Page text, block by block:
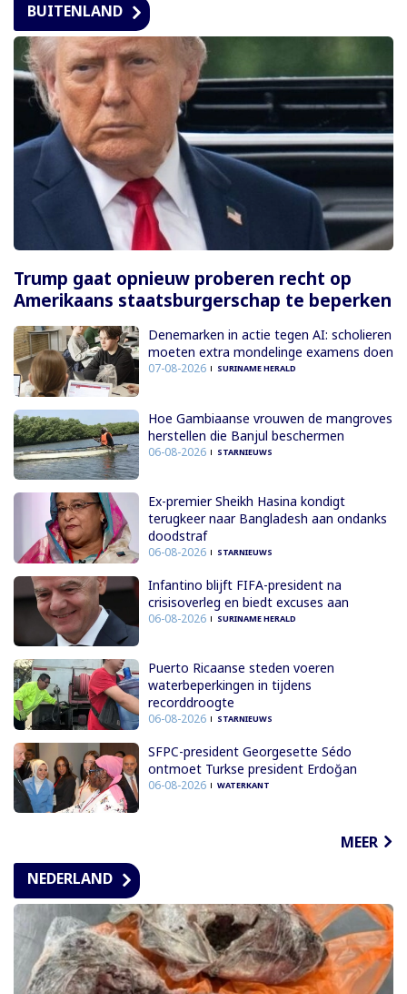
BUITENLAND
Trump gaat opnieuw proberen recht op
Amerikaans staatsburgerschap te beperken
Denemarken in actie tegen AI: scholieren
moeten extra mondelinge examens doen
07-08-2026 SURINAME HERALD
Hoe Gambiaanse vrouwen de mangroves
herstellen die Banjul beschermen
06-08-2026 STARNIEUWS
Ex-premier Sheikh Hasina kondigt
terugkeer naar Bangladesh aan ondanks
doodstraf
06-08-2026 STARNIEUWS
Infantino blijft FIFA-president na
crisisoverleg en biedt excuses aan
06-08-2026 SURINAME HERALD
Puerto Ricaanse steden voeren
waterbeperkingen in tijdens
recorddroogte
06-08-2026 STARNIEUWS
SFPC-president Georgesette Sédo
ontmoet Turkse president Erdoğan
06-08-2026 WATERKANT
MEER
NEDERLAND